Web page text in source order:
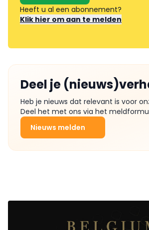
Heeft u al een abonnement?
Klik hier om aan te melden
Deel je
Heb je nieuws dat relevant is voor
Deel het met ons via het
Nieuws melden